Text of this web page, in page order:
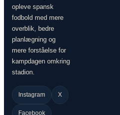
opleve spansk
fodbold med mere
overblik, bedre
planlægning og
mere forståelse for
kampdagen omkring
stadion.
Instagram X
Facebook